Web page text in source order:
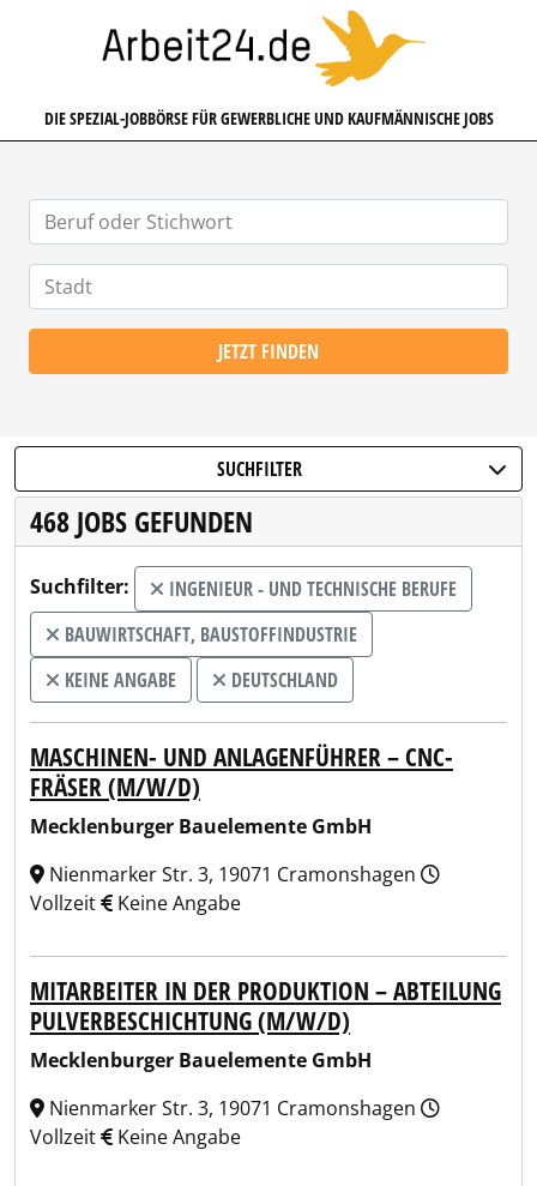
ARBEIT24.DE
DIE SPEZIAL-JOBBÖRSE FÜR GEWERBLICHE UND KAUFMÄNNISCHE JOBS
JETZT FINDEN
SUCHFILTER
468 JOBS GEFUNDEN
Suchfilter:
INGENIEUR - UND TECHNISCHE BERUFE
BAUWIRTSCHAFT, BAUSTOFFINDUSTRIE
KEINE ANGABE
DEUTSCHLAND
MASCHINEN- UND ANLAGENFÜHRER – CNC-
FRÄSER (M/W/D)
Mecklenburger Bauelemente GmbH
Nienmarker Str. 3, 19071 Cramonshagen
Vollzeit
Keine Angabe
MITARBEITER IN DER PRODUKTION – ABTEILUNG
PULVERBESCHICHTUNG (M/W/D)
Mecklenburger Bauelemente GmbH
Nienmarker Str. 3, 19071 Cramonshagen
Vollzeit
Keine Angabe